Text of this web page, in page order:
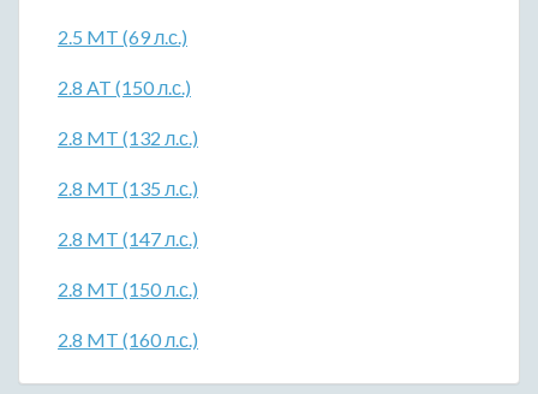
2.5 MT (69 л.с.)
2.8 AT (150 л.с.)
2.8 MT (132 л.с.)
2.8 MT (135 л.с.)
2.8 MT (147 л.с.)
2.8 MT (150 л.с.)
2.8 MT (160 л.с.)